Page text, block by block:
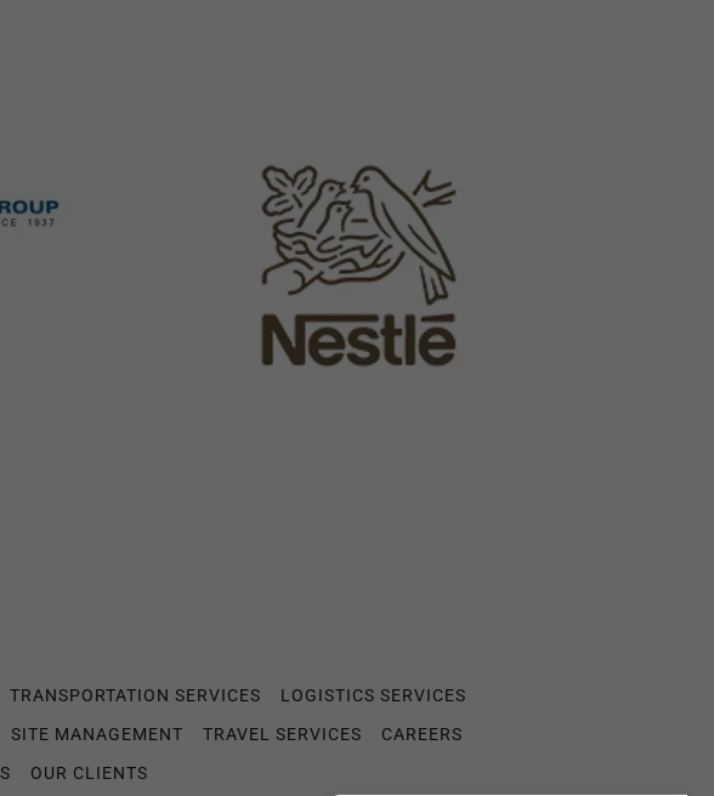
TRANSPORTATION SERVICES
LOGISTICS SERVICES
SITE MANAGEMENT TRAVEL SERVICES
CAREERS
OUR CLIENTS